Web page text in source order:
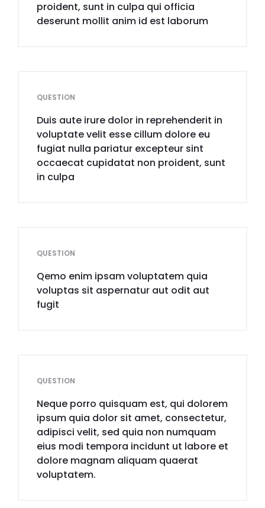
proident, sunt in culpa qui officia
deserunt mollit anim id est laborum
QUESTION
Duis aute irure dolor in reprehenderit in
voluptate velit esse cillum dolore eu
fugiat nulla pariatur excepteur sint
occaecat cupidatat non proident, sunt
in culpa
QUESTION
Qemo enim ipsam voluptatem quia
voluptas sit aspernatur aut odit aut
fugit
QUESTION
Neque porro quisquam est, qui dolorem
ipsum quia dolor sit amet, consectetur,
adipisci velit, sed quia non numquam
eius modi tempora incidunt ut labore et
dolore magnam aliquam quaerat
voluptatem.